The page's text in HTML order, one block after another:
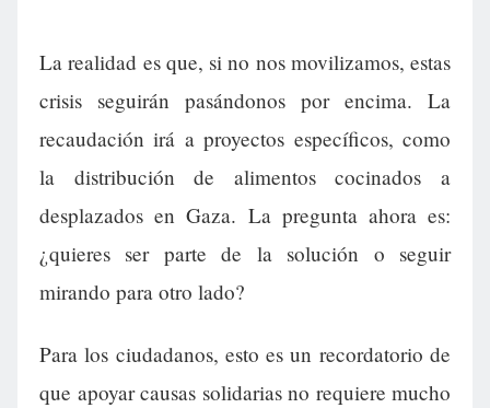
La realidad es que, si no nos movilizamos, estas
crisis seguirán pasándonos por encima. La
recaudación irá a proyectos específicos, como
la distribución de alimentos cocinados a
desplazados en Gaza. La pregunta ahora es:
¿quieres ser parte de la solución o seguir
mirando para otro lado?
Para los ciudadanos, esto es un recordatorio de
que apoyar causas solidarias no requiere mucho